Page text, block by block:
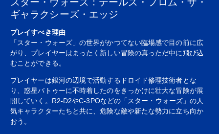
ギャラクシーズ・エッジ
プレイすべき理由
「スター・ウォーズ」の世界がかつてない臨場感で目の前に広
がり、プレイヤーはまったく新しい冒険の真っただ中に飛び込
むことができる。
プレイヤーは銀河の辺境で活動するドロイド修理技術者とな
り、惑星バトゥーに不時着したのをきっかけに壮大な冒険が展
開していく。R2-D2やC-3POなどの「スター・ウォーズ」の人
気キャラクターたちと共に、危険な敵や新たな勢力に立ち向か
おう。